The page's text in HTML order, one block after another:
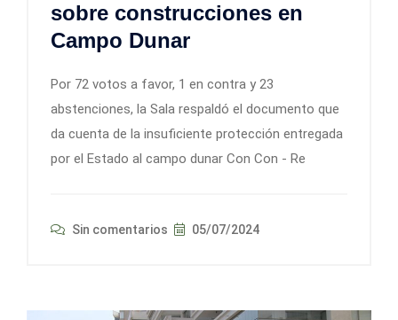
sobre construcciones en
Campo Dunar
Por 72 votos a favor, 1 en contra y 23
abstenciones, la Sala respaldó el documento que
da cuenta de la insuficiente protección entregada
por el Estado al campo dunar Con Con - Re
Sin comentarios 05/07/2024